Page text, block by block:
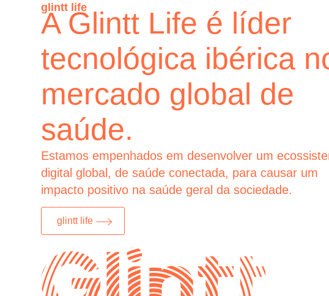
glintt life
A Glintt Life é líder
tecnológica ibérica
mercado global de
saúde.
Estamos empenhados em desenvolver um
digital global, de saúde conectada, para causar um
impacto positivo na saúde geral da sociedade.
glintt life